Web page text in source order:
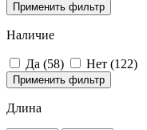
Применить фильтр
Наличие
Да (58) Нет (122)
Применить фильтр
Длина